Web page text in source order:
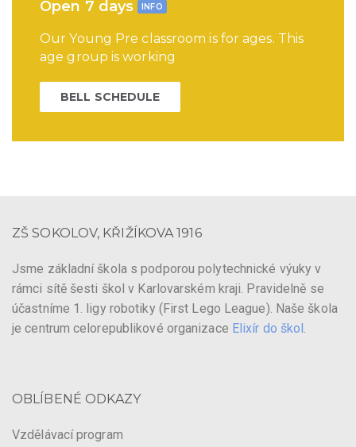
Open 7 days INFO
Our Young Pre classroom is for ages. This
age group is working
BELL SCHEDULE
ZŠ SOKOLOV, KŘIŽÍKOVA 1916
Jsme základní škola s podporou polytechnické výuky v
rámci sítě šesti škol v Karlovarském kraji. Pravidelně se
účastníme 1. ligy robotiky (First Lego League). Naše škola
je centrum celorepublikové organizace Elixír do škol.
OBLÍBENÉ ODKAZY
Vzdělávací program